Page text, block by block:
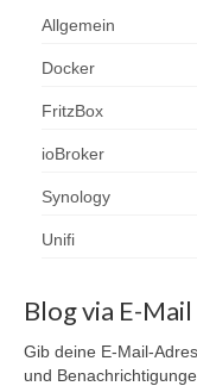
Allgemein
Docker
FritzBox
ioBroker
Synology
Unifi
Blog via E-
Gib deine E-Mail-
und